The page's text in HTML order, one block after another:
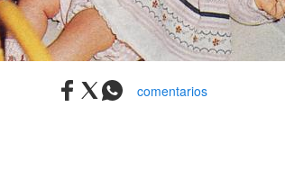
comentarios